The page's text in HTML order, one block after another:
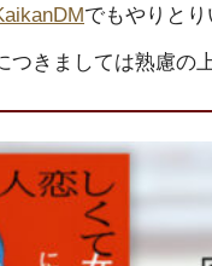
でもやりとり
つきましては熟慮の